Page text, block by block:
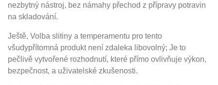
nezbytný nástroj, bez námahy přechod z přípravy potravin
na skladování.
Ještě, Volba slitiny a temperamentu pro tento
všudypřítomná produkt není zdaleka libovolný; Je to
pečlivě vytvořené rozhodnutí, které přímo ovlivňuje výkon,
bezpečnost, a uživatelské zkušenosti.